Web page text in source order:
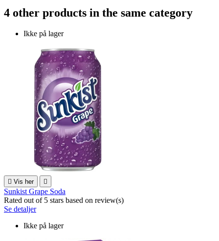
4 other products in the same category
Ikke på lager
 Vis her 
Sunkist Grape Soda
Rated out of 5 stars based on review(s)
Se detaljer
Ikke på lager